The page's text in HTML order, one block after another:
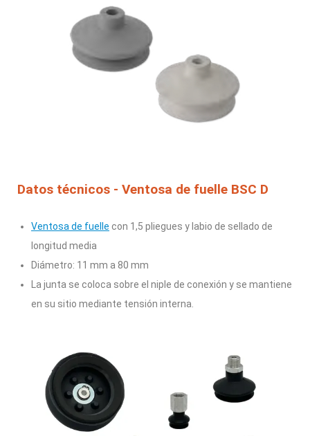
Datos técnicos - Ventosa de fuelle BSC D
Ventosa de fuelle con 1,5 pliegues y labio de sellado de
longitud media
Diámetro: 11 mm a 80 mm
La junta se coloca sobre el niple de conexión y se mantiene
en su sitio mediante tensión interna